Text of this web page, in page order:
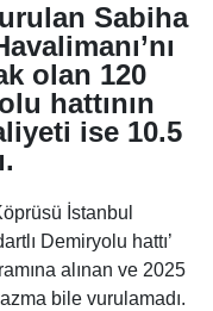
Sabiha
olan 120
hattının
ise 10.5
İstanbul
Demiryolu hattı’
alınan ve 2025
bile vurulamadı.